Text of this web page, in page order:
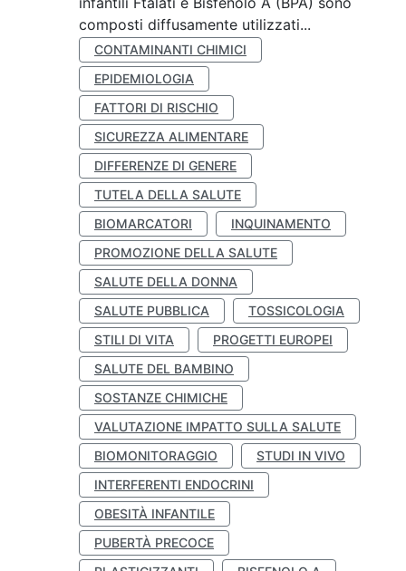
composti diffusamente utilizzati...
CONTAMINANTI CHIMICI
EPIDEMIOLOGIA
FATTORI DI RISCHIO
SICUREZZA ALIMENTARE
DIFFERENZE DI GENERE
TUTELA DELLA SALUTE
BIOMARCATORI
INQUINAMENTO
PROMOZIONE DELLA SALUTE
SALUTE DELLA DONNA
SALUTE PUBBLICA
TOSSICOLOGIA
STILI DI VITA
PROGETTI EUROPEI
SALUTE DEL BAMBINO
SOSTANZE CHIMICHE
VALUTAZIONE IMPATTO SULLA SALUTE
BIOMONITORAGGIO
STUDI IN VIVO
INTERFERENTI ENDOCRINI
OBESITÀ INFANTILE
PUBERTÀ PRECOCE